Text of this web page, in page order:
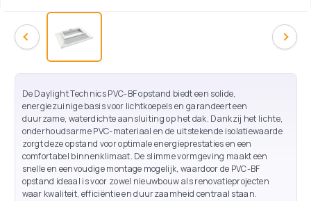
De Daylight Technics PVC-BF opstand biedt een solide,
energiezuinige basis voor lichtkoepels en garandeert een
duurzame, waterdichte aansluiting op het dak. Dankzij het lichte,
onderhoudsarme PVC-materiaal en de uitstekende isolatiewaarde
zorgt deze opstand voor optimale energieprestaties en een
comfortabel binnenklimaat. De slimme vormgeving maakt een
snelle en eenvoudige montage mogelijk, waardoor de PVC-BF
opstand ideaal is voor zowel nieuwbouw als renovatieprojecten
waar kwaliteit, efficiëntie en duurzaamheid centraal staan.